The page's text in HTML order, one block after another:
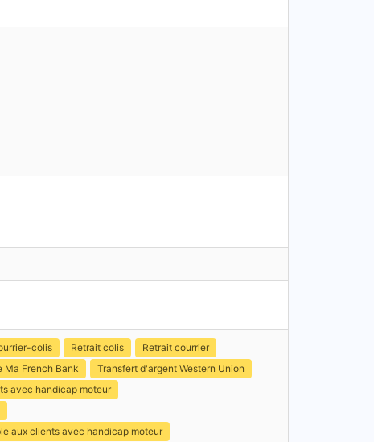
colis Retrait colis
Retrait courrier
Ma French Bank
Transfert d'argent Western Union
avec handicap moteur
aux clients avec handicap moteur